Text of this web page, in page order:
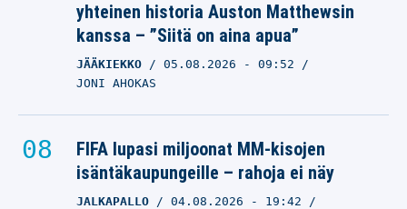
yhteinen historia Auston Matthewsin
kanssa – ”Siitä on aina apua”
JÄÄKIEKKO 05.08.2026 - 09:52
JONI AHOKAS
FIFA lupasi miljoonat MM-kisojen
isäntäkaupungeille – rahoja ei näy
JALKAPALLO 04.08.2026 - 19:42